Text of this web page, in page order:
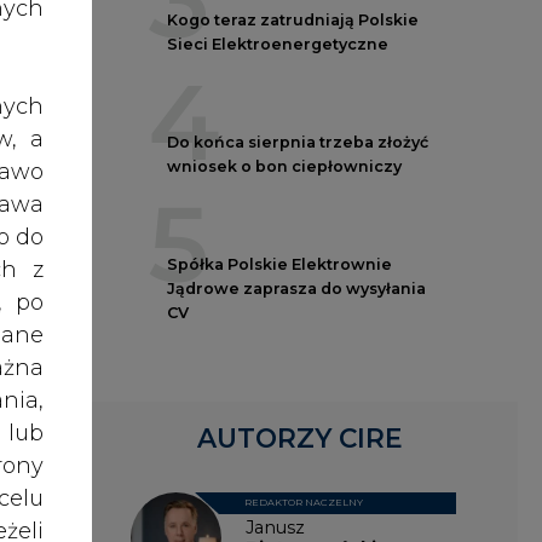
a
do
z
po
lub
Kogo teraz zatrudniają Polskie
Sieci Elektroenergetyczne
4
Do końca sierpnia trzeba złożyć
wniosek o bon ciepłowniczy
5
Spółka Polskie Elektrownie
Jądrowe zaprasza do wysyłania
CV
Janusz
REDAKTOR NACZELNY
AUTORZY CIRE